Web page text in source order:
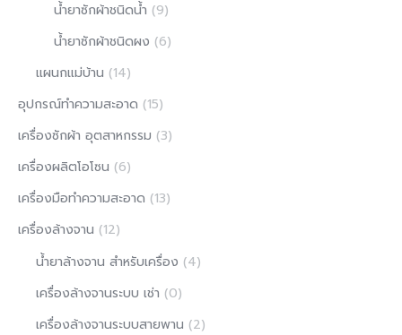
น้ำยาซักผ้าชนิดน้ำ (9)
น้ำยาซักผ้าชนิดผง (6)
แผนกแม่บ้าน (14)
อุปกรณ์ทำความสะอาด (15)
เครื่องซักผ้า อุตสาหกรรม (3)
เครื่องผลิตโอโซน (6)
เครื่องมือทำความสะอาด (13)
เครื่องล้างจาน (12)
น้ำยาล้างจาน สำหรับเครื่อง (4)
เครื่องล้างจานระบบ เช่า (0)
เครื่องล้างจานระบบสายพาน (2)